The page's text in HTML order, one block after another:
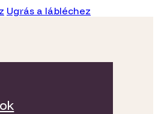
Ugrás a lábléchez